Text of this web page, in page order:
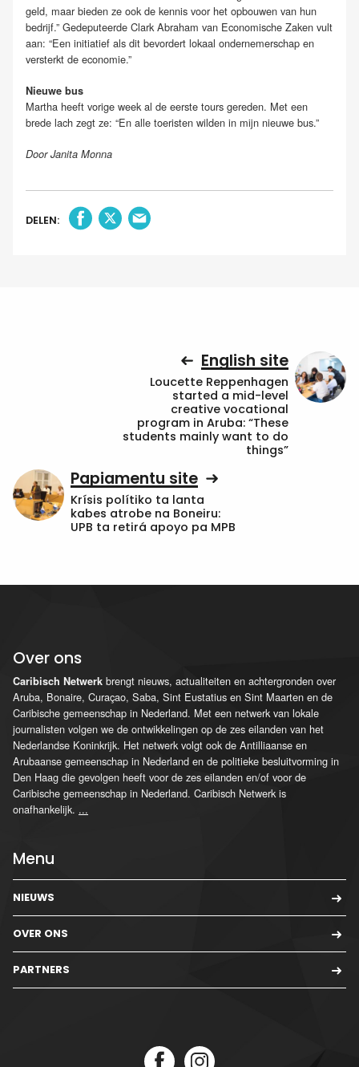
geld, maar bieden ze ook de kennis voor het opbouwen van hun
bedrijf.” Gedeputeerde Clark Abraham van Economische Zaken vult
aan: “Een initiatief als dit bevordert lokaal ondernemerschap en
versterkt de economie.”
Nieuwe bus
Martha heeft vorige week al de eerste tours gereden. Met een
brede lach zegt ze: “En alle toeristen wilden in mijn nieuwe bus.”
Door Janita Monna
DELEN:
English site
Loucette Reppenhagen
started a mid-level
creative vocational
program in Aruba: “These
students mainly want to do
things”
Papiamentu site
Krísis polítiko ta lanta
kabes atrobe na Boneiru:
UPB ta retirá apoyo pa MPB
Over ons
Caribisch Netwerk brengt nieuws, actualiteiten en achtergronden over
Aruba, Bonaire, Curaçao, Saba, Sint Eustatius en Sint Maarten en de
Caribische gemeenschap in Nederland. Met een netwerk van lokale
journalisten volgen we de ontwikkelingen op de zes eilanden van het
Nederlandse Koninkrijk. Het netwerk volgt ook de Antilliaanse en
Arubaanse gemeenschap in Nederland en de politieke besluitvorming in
Den Haag die gevolgen heeft voor de zes eilanden en/of voor de
Caribische gemeenschap in Nederland. Caribisch Netwerk is
onafhankelijk. ...
Menu
NIEUWS
OVER ONS
PARTNERS